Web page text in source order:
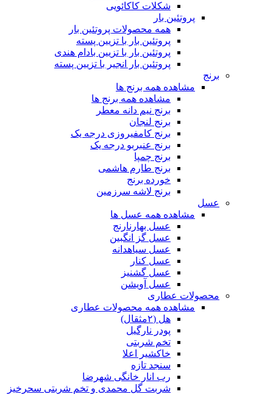
شکلات کاکائویی
پروتئین بار
همه محصولات پروتئین بار
پروتئین بار با تزیین پسته
پروتئین بار با تزیین بادام هندی
پروتئین بار انجیر با تزیین پسته
برنج
مشاهده همه برنج ها
مشاهده همه برنج ها
برنج نیم دانه معطر
برنج لنجان
برنج کامفیروزی درجه یک
برنج عنبربو درجه یک
برنج چمپا
برنج طارم هاشمی
خورده برنج
برنج لاشه سرزمین
عسل
مشاهده همه عسل ها
عسل بهارنارنج
عسل گز انگبین
عسل سیاهدانه
عسل کنار
عسل گشنیز
عسل آویشن
محصولات عطاری
مشاهده همه محصولات عطاری
هل (۲مثقال)
پودر نارگیل
تخم شربتی
خاکشیر اعلا
سنجد تازه
رب انار خانگی شهرضا
شربت گل محمدی و تخم شربتی سحرخیز